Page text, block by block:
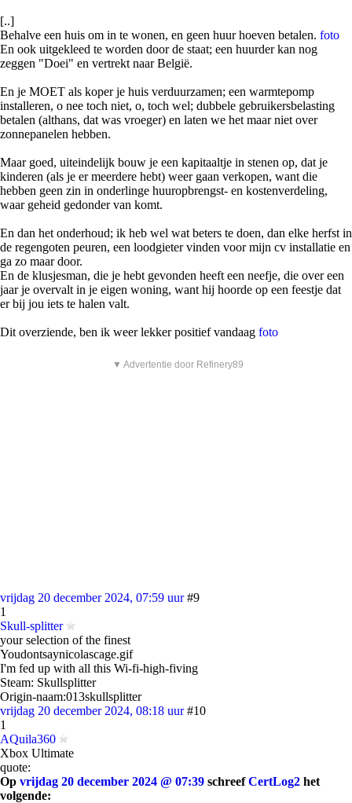
[..]
Behalve een huis om in te wonen, en geen huur hoeven betalen. foto
En ook uitgekleed te worden door de staat; een huurder kan nog
zeggen "Doei" en vertrekt naar België.
En je MOET als koper je huis verduurzamen; een warmtepomp
installeren, o nee toch niet, o, toch wel; dubbele gebruikersbelasting
betalen (althans, dat was vroeger) en laten we het maar niet over
zonnepanelen hebben.
Maar goed, uiteindelijk bouw je een kapitaaltje in stenen op, dat je
kinderen (als je er meerdere hebt) weer gaan verkopen, want die
hebben geen zin in onderlinge huuropbrengst- en kostenverdeling,
waar geheid gedonder van komt.
En dan het onderhoud; ik heb wel wat beters te doen, dan elke herfst in
de regengoten peuren, een loodgieter vinden voor mijn cv installatie en
ga zo maar door.
En de klusjesman, die je hebt gevonden heeft een neefje, die over een
jaar je overvalt in je eigen woning, want hij hoorde op een feestje dat
er bij jou iets te halen valt.
Dit overziende, ben ik weer lekker positief vandaag foto
▼ Advertentie door Refinery89
vrijdag 20 december 2024, 07:59 uur #9
1
Skull-splitter
your selection of the finest
Youdontsaynicolascage.gif
I'm fed up with all this Wi-fi-high-fiving
Steam: Skullsplitter
Origin-naam:013skullsplitter
vrijdag 20 december 2024, 08:18 uur #10
1
AQuila360
Xbox Ultimate
quote:
Op vrijdag 20 december 2024 @ 07:39 schreefCertLog2 het
volgende: